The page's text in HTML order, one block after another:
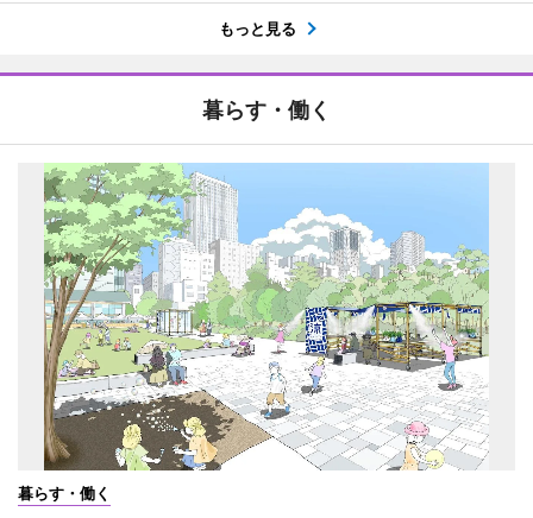
もっと見る
暮らす・働く
暮らす・働く